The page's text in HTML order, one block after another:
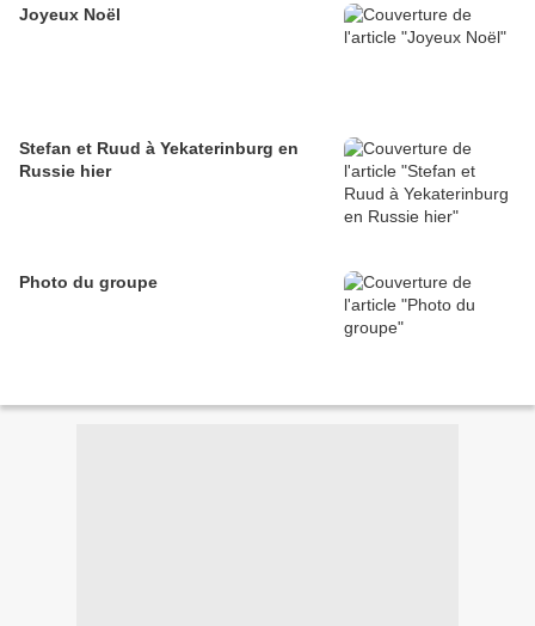
Joyeux Noël
Stefan et Ruud à Yekaterinburg‬ en
Russie hier
Photo du groupe